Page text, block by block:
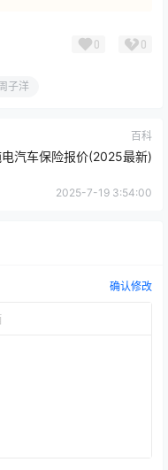
0 0
子洋
百科
汽车保险报价(2025最新)
2025-7-19 3:54:00
确认修改